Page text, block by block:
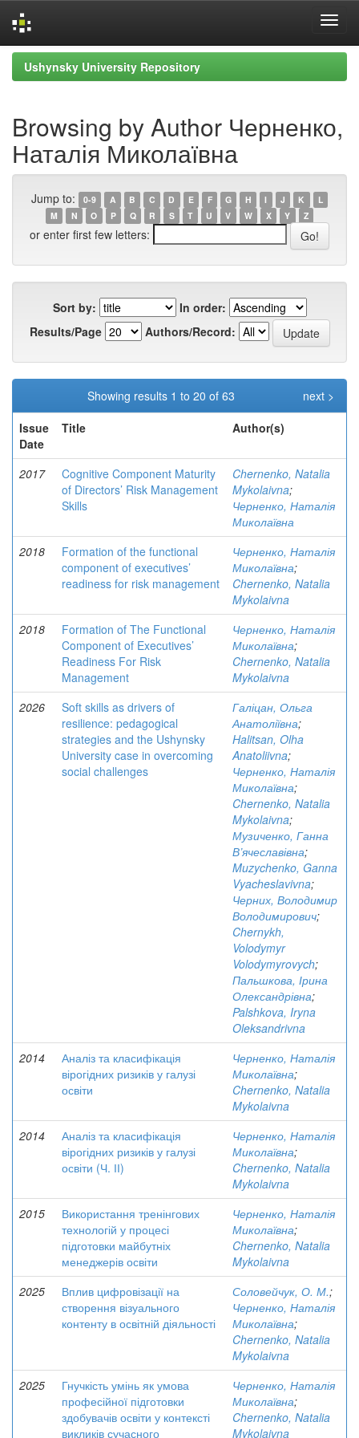
Skip
navigation
Ushynsky University Repository
Browsing by Author Черненко,
Наталія Миколаївна
Jump to: 0-9 A B C D E F G H I J K
L
M
N O P Q R S T U V W X Y Z
or enter first few letters:
Sort by:
In order:
Results/Page
Authors/Record:
Showing results 1 to 20 of 63
next >
Issue
Date
Title Author(s)
2017
Cognitive Component Maturity
of Directors’ Risk Management
Skills
Chernenko, Natalia
Mykolaivna;
Черненко, Наталія
Миколаївна
2018
Formation of the functional
component of executives’
readiness for risk management
Черненко, Наталія
Миколаївна;
Chernenko, Natalia
Mykolaivna
2018
Formation of The Functional
Component of Executives’
Readiness For Risk
Management
Черненко, Наталія
Миколаївна;
Chernenko, Natalia
Mykolaivna
2026
Soft skills as drivers of
resilience: pedagogical
strategies and the Ushynsky
University case in overcoming
social challenges
Галіцан, Ольга
Анатоліївна;
Halitsan, Olha
Anatoliivna;
Черненко, Наталія
Миколаївна;
Chernenko, Natalia
Mykolaivna;
Музиченко, Ганна
В’ячеславівна;
Muzychenko, Ganna
Vyacheslavivna;
Черних, Володимир
Володимирович;
Chernykh,
Volodymyr
Volodymyrovych;
Пальшкова, Ірина
Олександрівна;
Palshkova, Iryna
Oleksandrivna
2014
Аналіз та класифікація
вірогідних ризиків у галузі
освіти
Черненко, Наталія
Миколаївна;
Chernenko, Natalia
Mykolaivna
2014
Аналіз та класифікація
вірогідних ризиків у галузі
освіти (Ч. ІІ)
Черненко, Наталія
Миколаївна;
Chernenko, Natalia
Mykolaivna
2015
Використання тренінгових
технологій у процесі
підготовки майбутніх
менеджерів освіти
Черненко, Наталія
Миколаївна;
Chernenko, Natalia
Mykolaivna
2025
Вплив цифровізації на
створення візуального
контенту в освітній діяльності
Соловейчук, О. М.;
Черненко, Наталія
Миколаївна;
Chernenko, Natalia
Mykolaivna
2025
Гнучкість умінь як умова
професійної підготовки
здобувачів освіти у контексті
викликів сучасного
Черненко, Наталія
Миколаївна;
Chernenko, Natalia
Mykolaivna